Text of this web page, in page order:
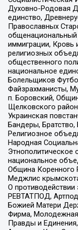
Духовно-Родовая
единство,
Православных
общенациональный
иммиграции, Кровь
религиозных
общественного
национальное
Болельщиков
Файзрахманисты,
п. Боровский,
Щелковского
Украинская
Бандеры,
Религиозное
Народная
Этнополитическое
национальное
Община Коренного
Меджлис
О противодействии
РЕВТАТПОД,
Божией Матери
Фирма,
Правды и